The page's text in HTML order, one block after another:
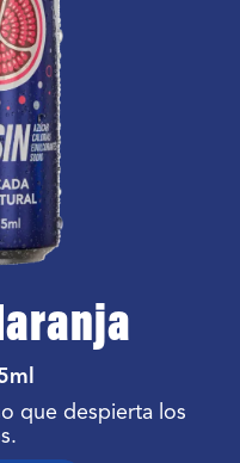
que despierta los